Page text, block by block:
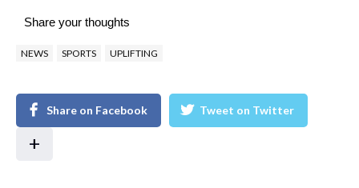
Share your thoughts
NEWS SPORTS UPLIFTING
Share on Facebook Tweet on Twitter
+